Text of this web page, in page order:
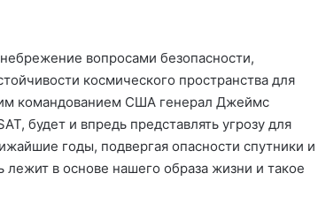
вопросами безопасности,
космического пространства для
командованием США генерал Джеймс
будет и впредь представлять угрозу для
годы, подвергая опасности спутники и
в основе нашего образа жизни и такое